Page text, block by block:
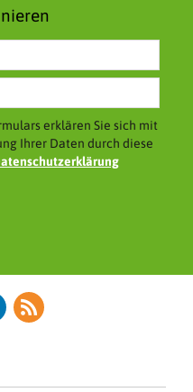
erklären Sie sich mit
Ihrer Daten durch diese
rss